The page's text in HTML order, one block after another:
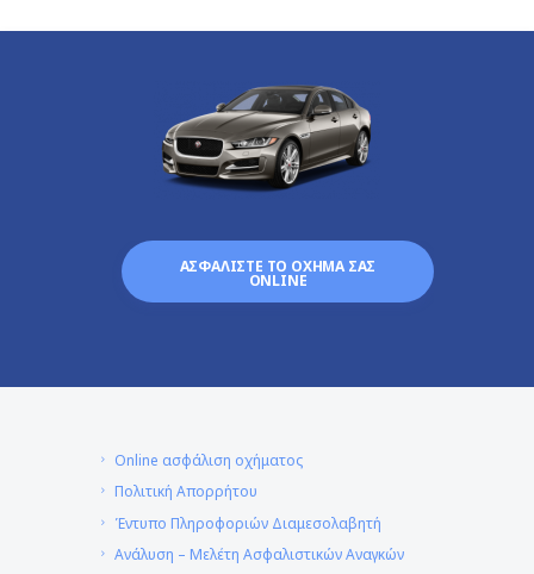
ΑΣΦΑΛΙΣΤΕ ΤΟ ΟΧΗΜΑ ΣΑΣ
ONLINE
Online ασφάλιση οχήματος
Πολιτική Απορρήτου
Έντυπο Πληροφοριών Διαμεσολαβητή
Ανάλυση – Μελέτη Ασφαλιστικών Αναγκών